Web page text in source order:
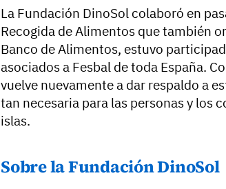
La Fundación DinoSol colaboró en
Recogida de Alimentos que también
Banco de Alimentos, estuvo
asociados a Fesbal de toda España.
vuelve nuevamente a dar respaldo a
tan necesaria para las personas y los
islas.
Sobre la Fundación DinoSol